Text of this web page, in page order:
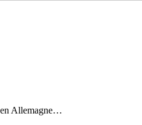
en Allemagne…